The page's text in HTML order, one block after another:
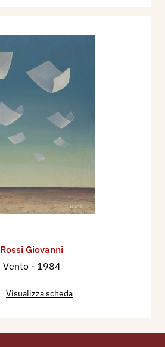
Rossi Giovanni
Vento - 1984
Visualizza scheda